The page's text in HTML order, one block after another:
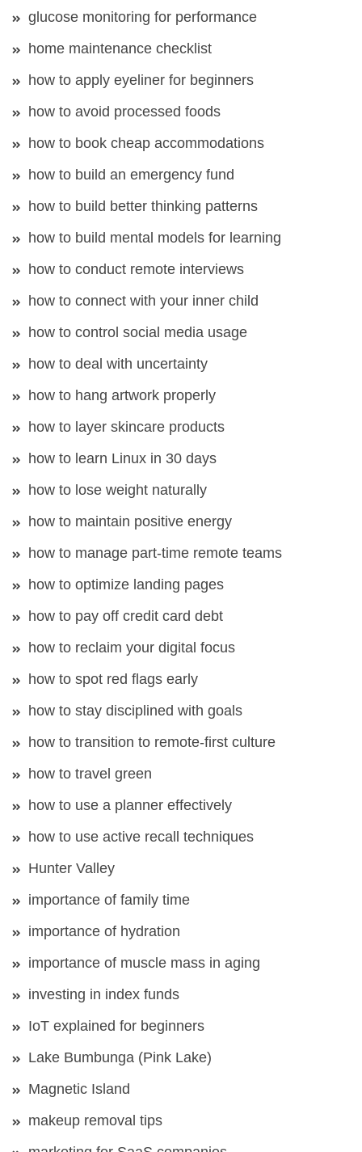
glucose monitoring for performance
home maintenance checklist
how to apply eyeliner for beginners
how to avoid processed foods
how to book cheap accommodations
how to build an emergency fund
how to build better thinking patterns
how to build mental models for learning
how to conduct remote interviews
how to connect with your inner child
how to control social media usage
how to deal with uncertainty
how to hang artwork properly
how to layer skincare products
how to learn Linux in 30 days
how to lose weight naturally
how to maintain positive energy
how to manage part-time remote teams
how to optimize landing pages
how to pay off credit card debt
how to reclaim your digital focus
how to spot red flags early
how to stay disciplined with goals
how to transition to remote-first culture
how to travel green
how to use a planner effectively
how to use active recall techniques
Hunter Valley
importance of family time
importance of hydration
importance of muscle mass in aging
investing in index funds
IoT explained for beginners
Lake Bumbunga (Pink Lake)
Magnetic Island
makeup removal tips